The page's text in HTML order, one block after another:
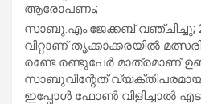
ആരോപണം;
സാബു.എം.ജേക്കബ് വഞ്ചിച്ചു;
വിറ്റാണ് തൃക്കാക്കരയില്‍
രണ്ടേ രണ്ടുപേര്‍ മാത്രമാണ്
സാബുവിന്റേത് വ്യക്തിപരമായ
ഇപ്പോള്‍ ഫോണ്‍ വിളിച്ചാല്‍